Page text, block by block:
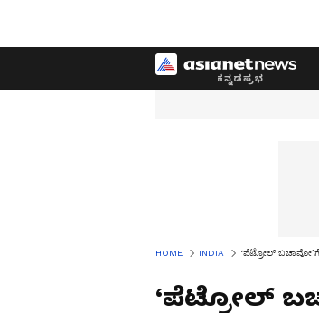
HOME INDIA ‘ಪೆಟ್ರೋಲ್‌
‘ಪೆಟ್ರೋಲ್‌